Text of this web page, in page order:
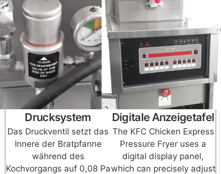
Drucksystem
Das Druckventil setzt das
Innere der Bratpfanne
während des
Kochvorgangs auf 0,08 Pa
Digitale Anzeigetafel
The KFC Chicken Express
Pressure Fryer uses a
digital display panel,
which can precisely adjust